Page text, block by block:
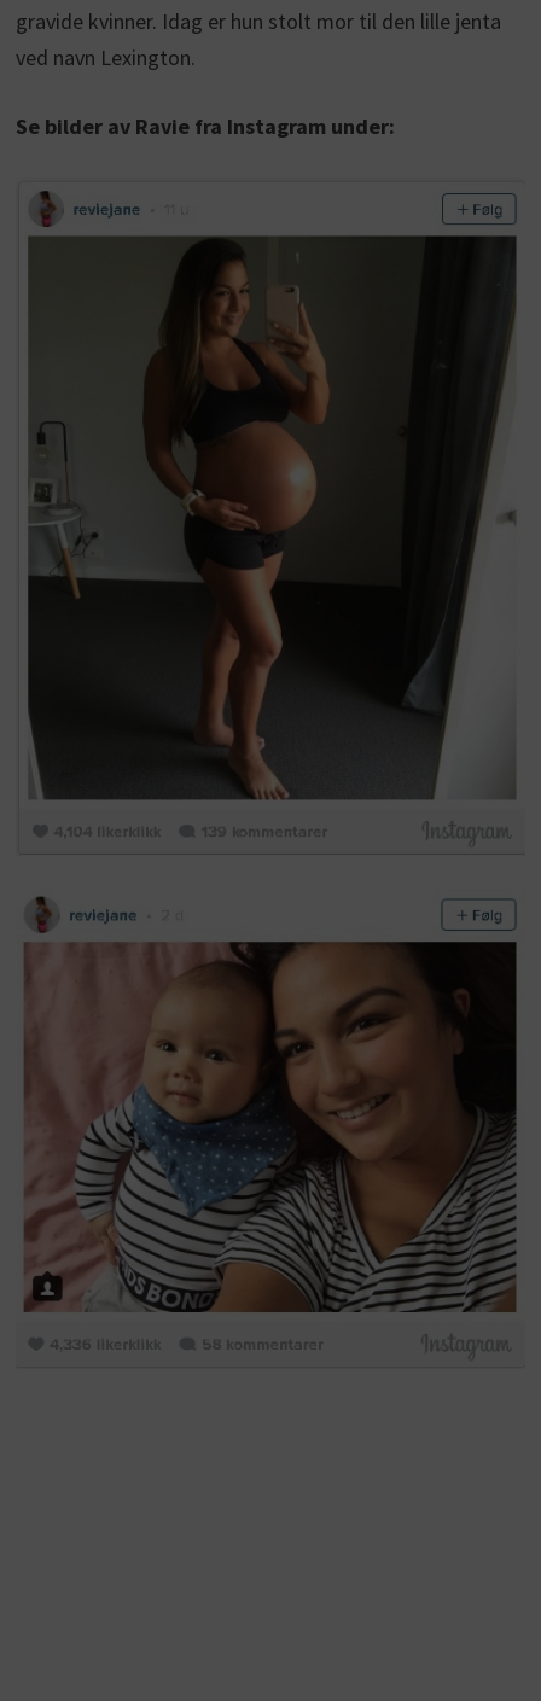
gravide kvinner. Idag er hun stolt mor til den lille jenta
ved navn Lexington.
Se bilder av Ravie fra Instagram under: